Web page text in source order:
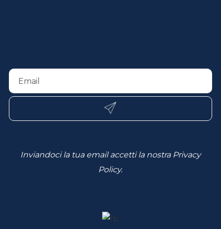
Inviandoci la tua email accetti la nostra Privacy
Policy.